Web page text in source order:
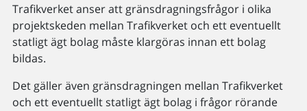
Trafikverket anser att gränsdragningsfrågor i olika
projektskeden mellan Trafikverket och ett eventuellt
statligt ägt bolag måste klargöras innan ett bolag
bildas.
Det gäller även gränsdragningen mellan Trafikverket
och ett eventuellt statligt ägt bolag i frågor rörande